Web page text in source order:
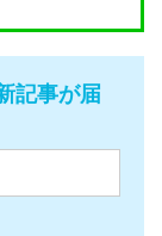
記事が届